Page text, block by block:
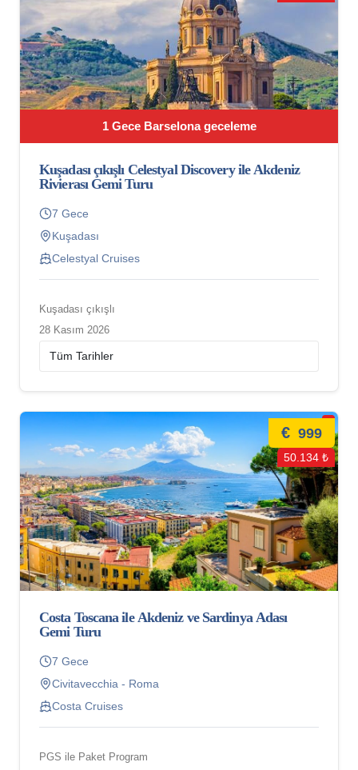
1 Gece Barselona geceleme
Kuşadası çıkışlı Celestyal Discovery ile Akdeniz
Rivierası Gemi Turu
7 Gece
Kuşadası
Celestyal Cruises
Kuşadası çıkışlı
28 Kasım 2026
€ 999
50.134 ₺
Costa Toscana ile Akdeniz ve Sardinya Adası
Gemi Turu
7 Gece
Civitavecchia - Roma
Costa Cruises
PGS ile Paket Program